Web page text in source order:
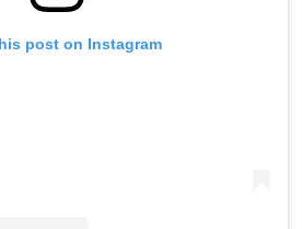
post on Instagram